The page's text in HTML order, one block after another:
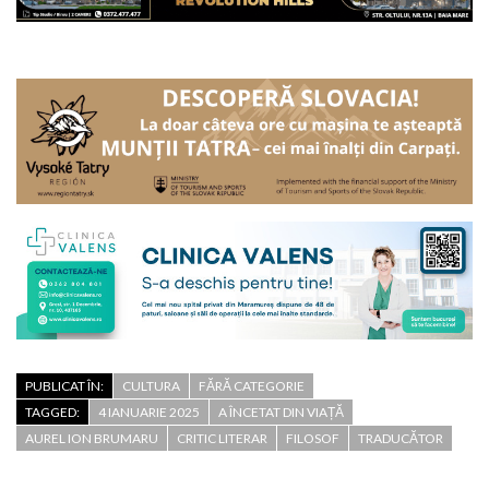
PUBLICAT ÎN: CULTURA
FĂRĂ CATEGORIE
TAGGED:
4 IANUARIE 2025
A ÎNCETAT DIN VIAȚĂ
AUREL ION BRUMARU
CRITIC LITERAR FILOSOF TRADUCĂTOR